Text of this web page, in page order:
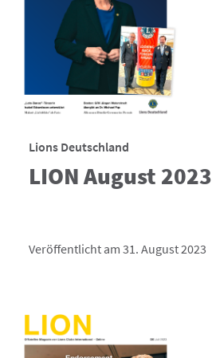
Lions Deutschland
LION August 2023
Veröffentlicht am 31. August 2023